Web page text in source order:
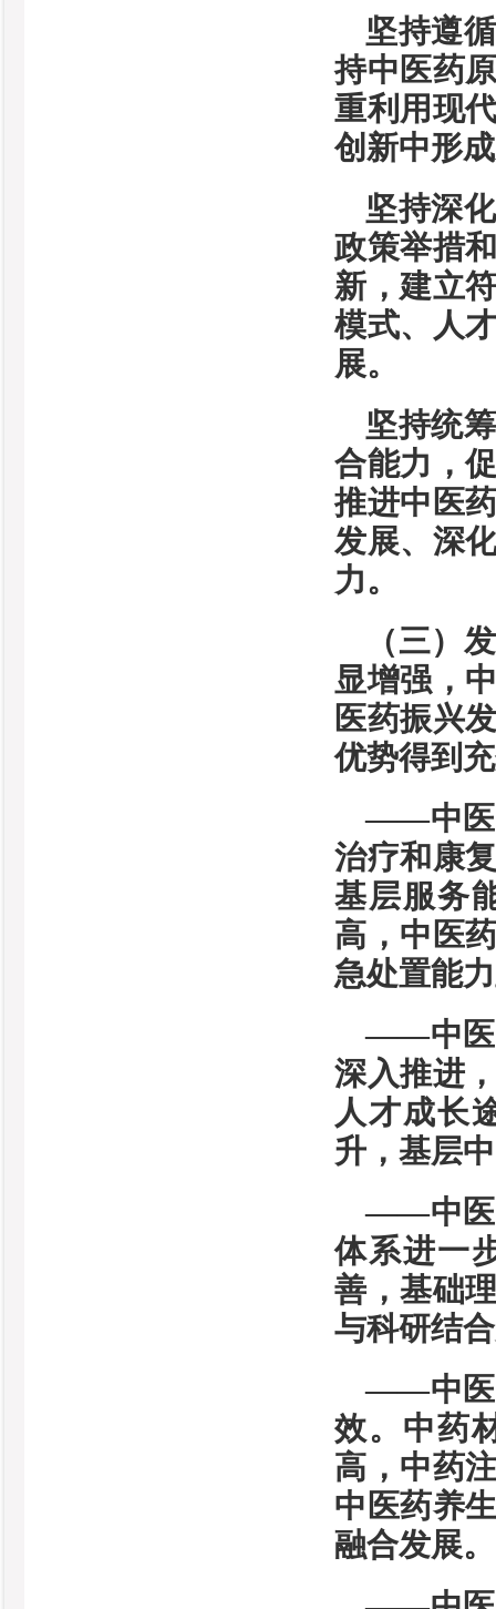
坚持遵
持中医药
重利用现
创新中形
坚持深
政策举措
新，建立
模式、人
展。
坚持统
合能力，
推进中医
发展、深
力。
（三）
显增强，
医药振兴
优势得到
——中医
治疗和康
基层服务
高，中医
急处置能
——中医
深入推进
人才成长
升，基层
——中医
体系进一
善，基础
与科研结
——中医
效。 中药
高，中药
中医药养
融合发展。